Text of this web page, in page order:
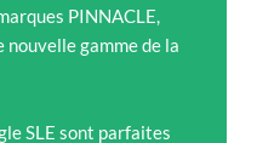
PINNACLE,
gamme de la
SLE sont parfaites